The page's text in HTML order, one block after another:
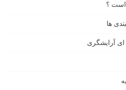
است ؟
ها
آرایشگری